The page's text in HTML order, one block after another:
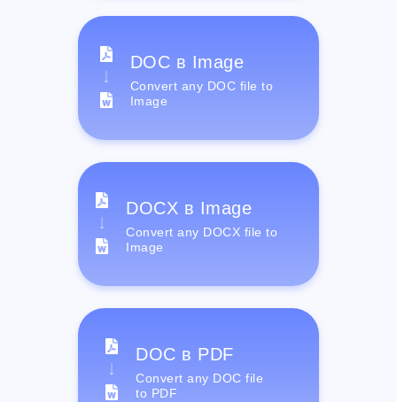
DOC в Image
Convert any DOC file to
Image
DOCX в Image
Convert any DOCX file to
Image
DOC в PDF
Convert any DOC file
to PDF